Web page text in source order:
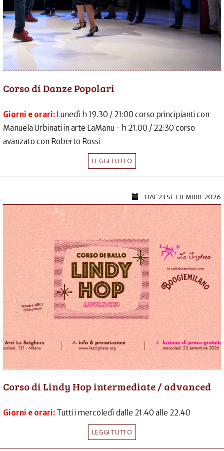
Corso di Danze Popolari
Giorni e orari: Lunedì h 19.30 / 21:00 corso principianti con
Manuela Urbinati in arte LaManu - h 21.00 / 22:30 corso
avanzato con Roberto Rossi
LEGGI TUTTO
DAL23 SETTEMBRE 2026
Corso di Lindy Hop intermediate / advanced
Giorni e orari: Tutti i mercoledì dalle 21.40 alle 22.40
LEGGI TUTTO